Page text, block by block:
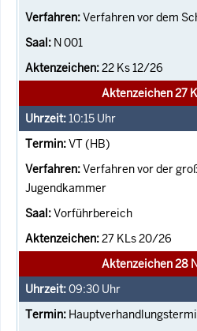
Verfahren vor dem
N 001
22 Ks 12/26
Aktenzeichen 27
10:15 Uhr
VT (HB)
Verfahren vor der
Jugendkammer
Vorführbereich
27 KLs 20/26
Aktenzeichen 28
09:30 Uhr